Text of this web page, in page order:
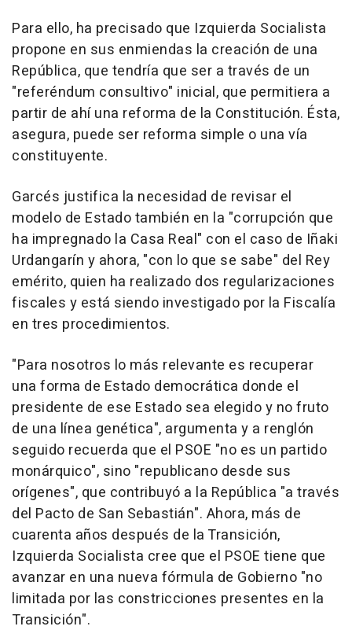
Para ello, ha precisado que Izquierda Socialista
propone en sus enmiendas la creación de una
República, que tendría que ser a través de un
"referéndum consultivo" inicial, que permitiera a
partir de ahí una reforma de la Constitución. Ésta,
asegura, puede ser reforma simple o una vía
constituyente.
Garcés justifica la necesidad de revisar el
modelo de Estado también en la "corrupción que
ha impregnado la Casa Real" con el caso de Iñaki
Urdangarín y ahora, "con lo que se sabe" del Rey
emérito, quien ha realizado dos regularizaciones
fiscales y está siendo investigado por la Fiscalía
en tres procedimientos.
"Para nosotros lo más relevante es recuperar
una forma de Estado democrática donde el
presidente de ese Estado sea elegido y no fruto
de una línea genética", argumenta y a renglón
seguido recuerda que el PSOE "no es un partido
monárquico", sino "republicano desde sus
orígenes", que contribuyó a la República "a través
del Pacto de San Sebastián". Ahora, más de
cuarenta años después de la Transición,
Izquierda Socialista cree que el PSOE tiene que
avanzar en una nueva fórmula de Gobierno "no
limitada por las constricciones presentes en la
Transición".